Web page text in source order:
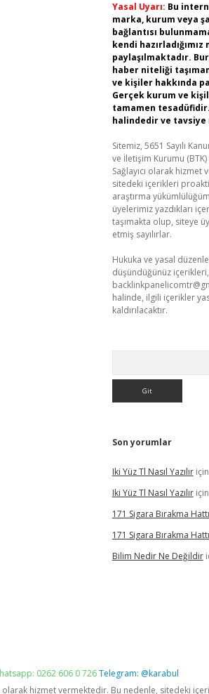
Yasal Uyarı: Bu
marka, kurum veya
bağlantısı
kendi
paylaşılmaktadır.
haber niteliği
ve kişiler hakkında
Gerçek kurum ve
tamamen
halindedir ve
Sitemiz, 5651 Sayılı
ve İletişim Kurumu
Sağlayıcı olarak
sitedeki içerikleri
araştırma
üyelerimiz yazdıkları
taşımakta olup, siteye
etmiş sayılırlar.
Hukuka ve yasal
düşündüğünüz içerikleri,
halinde, ilgili içerikler
kaldırılacaktır.
Son yorumlar
Iki Yüz Tl Nasıl Yazılıriçin
Iki Yüz Tl Nasıl Yazılıriçin
171 Sigara Bırakma
171 Sigara Bırakma
Bilim Nedir Ne Değildir
0262 606 0 726Telegram: @karabul
olarak hizmet vermektedir. Bu nedenle, sitedeki